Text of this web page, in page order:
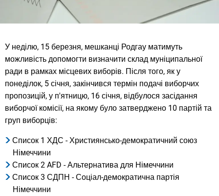
У неділю, 15 березня, мешканці Родгау матимуть
можливість допомогти визначити склад муніципальної
ради в рамках місцевих виборів. Після того, як у
понеділок, 5 січня, закінчився термін подачі виборчих
пропозицій, у п'ятницю, 16 січня, відбулося засідання
виборчої комісії, на якому було затверджено 10 партій та
груп виборців:
Список 1 ХДС - Християнсько-демократичний союз
Німеччини
Список 2 AFD - Альтернатива для Німеччини
Список 3 СДПН - Соціал-демократична партія
Німеччини